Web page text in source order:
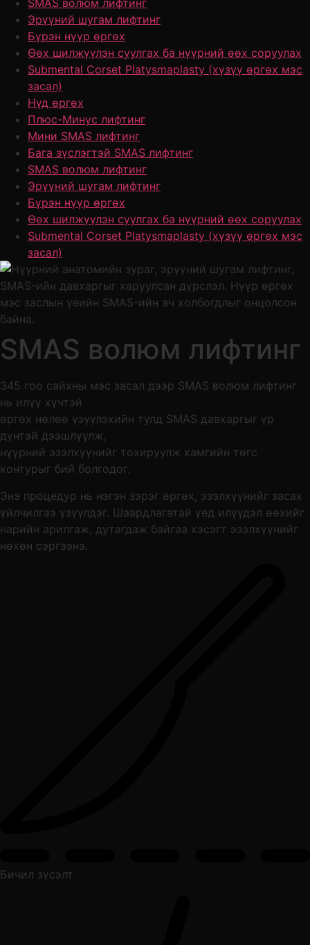
SMAS волюм лифтинг
Эрүүний шугам лифтинг
Бүрэн нүүр өргөх
Өөх шилжүүлэн суулгах ба нүүрний өөх соруулах
Submental Corset Platysmaplasty (хүзүү өргөх мэс
засал)
Нүд өргөх
Плюс-Минус лифтинг
Мини SMAS лифтинг
Бага зүслэгтэй SMAS лифтинг
SMAS волюм лифтинг
Эрүүний шугам лифтинг
Бүрэн нүүр өргөх
Өөх шилжүүлэн суулгах ба нүүрний өөх соруулах
Submental Corset Platysmaplasty (хүзүү өргөх мэс
засал)
SMAS волюм лифтинг
345 гоо сайхны мэс засал дээр SMAS волюм лифтинг
нь илүү хүчтэй
өргөх нөлөө үзүүлэхийн тулд SMAS давхаргыг үр
дүнтэй дээшлүүлж,
нүүрний эзэлхүүнийг тохируулж хамгийн төгс
контурыг бий болгодог.
Энэ процедур нь нэгэн зэрэг өргөх, эзэлхүүнийг засах
үйлчилгээ үзүүлдэг. Шаардлагатай үед илүүдэл өөхийг
нарийн арилгаж, дутагдаж байгаа хэсэгт эзэлхүүнийг
нөхөн сэргээнэ.
Бичил зүсэлт